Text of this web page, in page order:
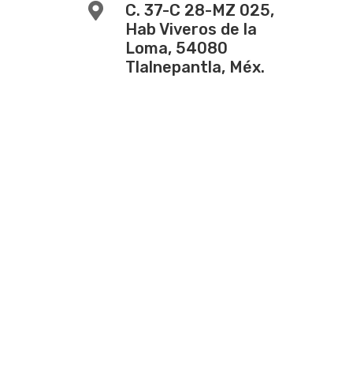

C. 37-C 28-MZ 025,
Hab Viveros de la
Loma, 54080
Tlalnepantla, Méx.